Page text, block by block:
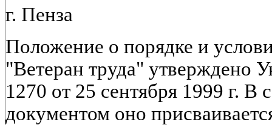
г. Пенза
Положение о порядке и
"Ветеран труда" утверждено
1270 от 25 сентября 1999 г. В
документом оно